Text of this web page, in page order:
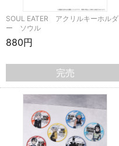
SOUL EATER アクリルキーホルダ
ー ソウル
880円
完売